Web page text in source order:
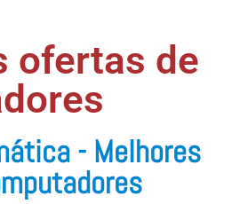
ofertas de
- Melhores